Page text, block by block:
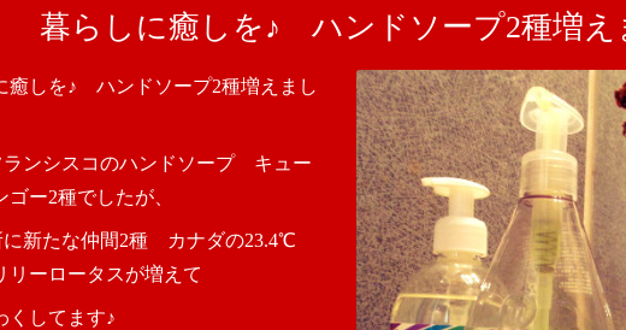
暮らしに癒しを♪ ハンドソープ2種増え
しを♪ ハンドソープ2種増えまし
ンシスコのハンドソープ キュー
ー2種でしたが、
に新たな仲間2種 カナダの23.4℃
リーロータスが増えて
くしてます♪